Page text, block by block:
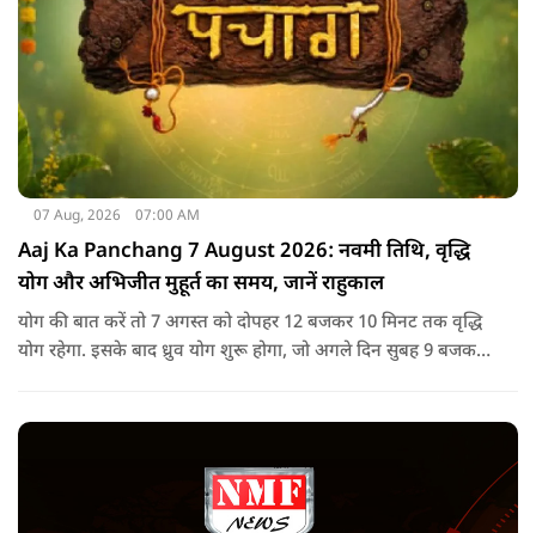
07 Aug, 2026 07:00 AM
Aaj Ka Panchang 7 August 2026: नवमी तिथि, वृद्धि
योग और अभिजीत मुहूर्त का समय, जानें राहुकाल
योग की बात करें तो 7 अगस्त को दोपहर 12 बजकर 10 मिनट तक वृद्धि
योग रहेगा. इसके बाद ध्रुव योग शुरू होगा, जो अगले दिन सुबह 9 बजकर